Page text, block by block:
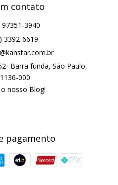
contato
97351-3940
3392-6619
Barra funda, São Paulo,
000
nosso Blog!
pagamento